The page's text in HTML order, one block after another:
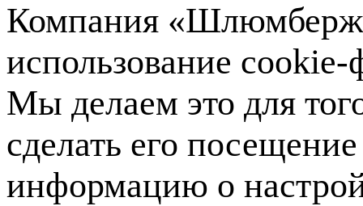
Компания
использование
Мы делаем это для
сделать его
информацию о